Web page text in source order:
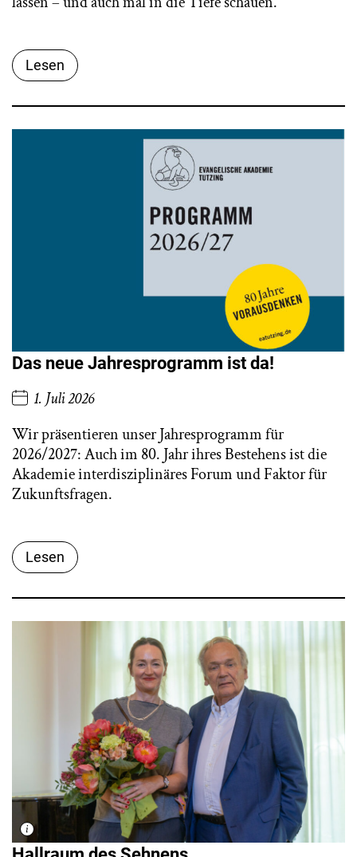
Lesen
Das neue Jahresprogramm ist da!
1. Juli 2026
Wir präsentieren unser Jahresprogramm für
2026/2027: Auch im 80. Jahr ihres Bestehens ist die
Akademie interdisziplinäres Forum und Faktor für
Zukunftsfragen.
Lesen